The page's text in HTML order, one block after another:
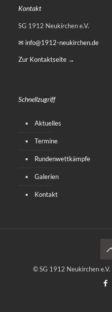
Kontakt
SG 1912 Neukirchen e.V.
✉ info@1912-neukirchen.de
Zur Kontaktseite →
Schnellzugriff
Aktuelles
Termine
Rundenwettkämpfe
Galerien
Kontakt
© SG 1912 Neukirchen e.V. |